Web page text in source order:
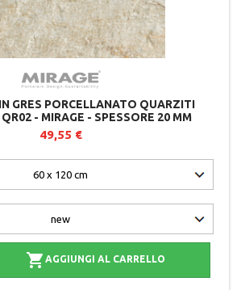
GRES PORCELLANATO QUARZITI
- MIRAGE - SPESSORE 20 MM
49,55 €
 AGGIUNGI AL CARRELLO